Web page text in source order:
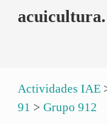
acuicultura.
Actividades IAE
91 > Grupo 912